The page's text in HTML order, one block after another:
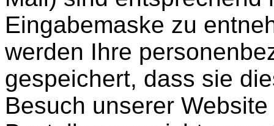
Eingabemaske zu
werden Ihre
gespeichert, dass sie
Besuch unserer